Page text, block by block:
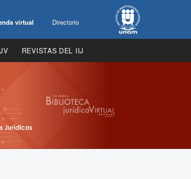
virtual Directorio
REVISTAS DEL IIJ